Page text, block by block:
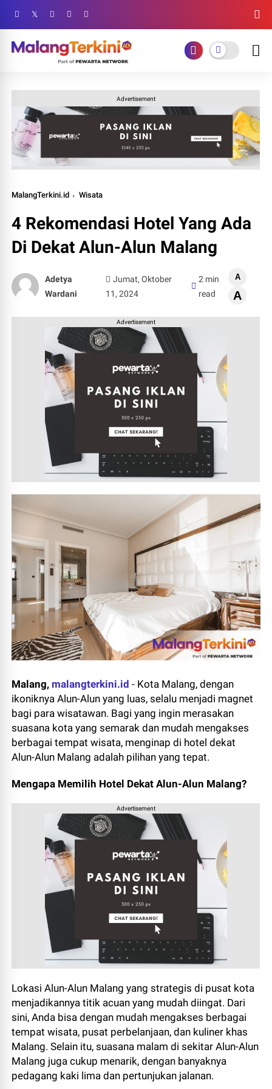
Advertisement
MalangTerkini.id Wisata
4 Rekomendasi Hotel Yang Ada
Di Dekat Alun-Alun Malang
Adetya
Wardani
Jumat, Oktober
11, 2024
2 min
read
A
A
Advertisement
Malang, malangterkini.id - Kota Malang, dengan
ikoniknya Alun-Alun yang luas, selalu menjadi magnet
bagi para wisatawan. Bagi yang ingin merasakan
suasana kota yang semarak dan mudah mengakses
berbagai tempat wisata, menginap di hotel dekat
Alun-Alun Malang adalah pilihan yang tepat.
Mengapa Memilih Hotel Dekat Alun-Alun Malang?
Advertisement
Lokasi Alun-Alun Malang yang strategis di pusat kota
menjadikannya titik acuan yang mudah diingat. Dari
sini, Anda bisa dengan mudah mengakses berbagai
tempat wisata, pusat perbelanjaan, dan kuliner khas
Malang. Selain itu, suasana malam di sekitar Alun-Alun
Malang juga cukup menarik, dengan banyaknya
pedagang kaki lima dan pertunjukan jalanan.